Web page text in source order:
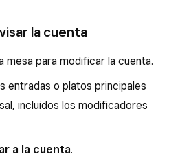
la cuenta
mesa para modificar la cuenta.
entradas o platos principales
incluidos los modificadores
a la cuenta.